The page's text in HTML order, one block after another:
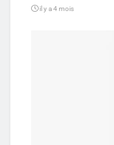
il y a 4 mois